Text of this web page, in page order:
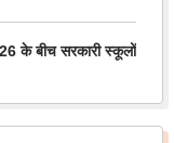
के बीच सरकारी स्कूलों